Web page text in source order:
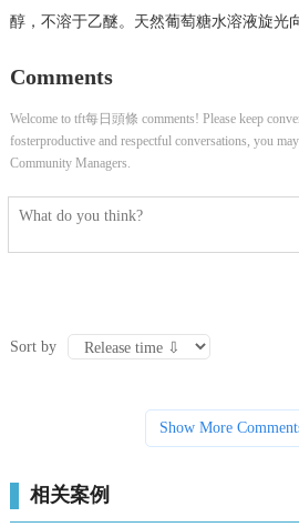
醇，不溶于乙醚。天然葡萄糖水溶液旋光
Comments
Welcome to tft每日頭條 comments! Please keep
fosterproductive and respectful conversations, you
Community Managers.
Sort by
Show More
相关案例